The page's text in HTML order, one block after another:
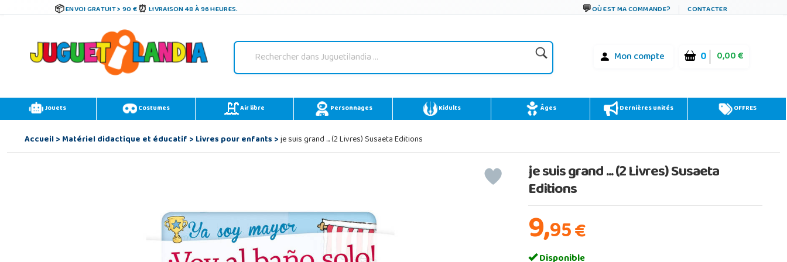
ENVOI GRATUIT > 90 € LIVRAISON 48 À 96 HEURES. OÙ EST MA COMMANDE? CONTACTER
Mon compte 0 0,00 €
Jouets Costumes Air libre Personnages Kidults Âges Dernières unités OFFRES
Accueil>Matériel didactique et éducatif>Livres pour enfants>je suis grand ... (2 Livres) Susaeta Editions
je suis grand ... (2 Livres) Susaeta
Editions
9,95€